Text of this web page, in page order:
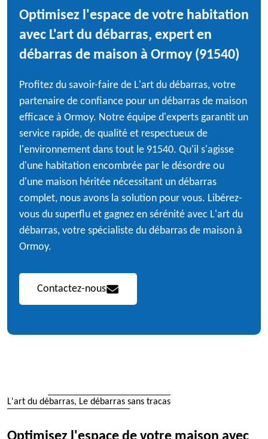
Optimisez l'espace de votre habitation
avec L'art du débarras, expert en
débarras de maison à Ormoy (91540)
Profitez du savoir-faire de L'art du débarras, votre
partenaire de confiance pour un débarras de maison
efficace à Ormoy. Notre équipe d'experts garantit un
service rapide, de qualité et respectueux de
l'environnement dans tout le 91540. Qu'il s'agisse
d'une habitation encombrée par le désordre ou
d'une maison héritée nécessitant un débarras
complet, nous avons la solution pour vous. Libérez-
vous du superflu et gagnez en sérénité avec L'art du
débarras, votre spécialiste du débarras de maison à
Ormoy.
Contactez-nous
L'art du débarras, Le débarras sans tracas